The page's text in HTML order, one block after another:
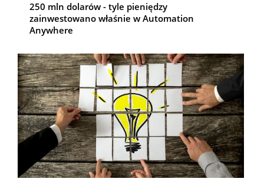
250 mln dolarów - tyle pieniędzy
zainwestowano właśnie w Automation
Anywhere